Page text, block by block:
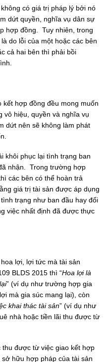
có giá trị pháp lý bởi nó
dứt quyền, nghĩa vụ dân sự
hợp đồng. Tuy nhiên, trong
do lỗi của một hoặc các bên
cả hai bên thì phải bồi
kết hợp đồng đều mong muốn
hiệu, quyền và nghĩa vụ
dứt nên sẽ không làm phát
khôi phục lại tình trạng ban
nhận. Trong trường hợp
các bên có thể hoàn trả
giá trị tài sản được áp dụng
trạng như ban đầu hay đối
việc nhất định đã được thực
lợi, lợi tức mà tài sản
BLDS 2015 thì “Hoa lợi là
” (ví dụ như trường hợp gia
mà gia súc mang lại), còn
khai thác tài sản” (ví dụ như
nhà hoặc tiền lãi thu được từ
được từ việc giao kết hợp
hữu hợp pháp của tài sản